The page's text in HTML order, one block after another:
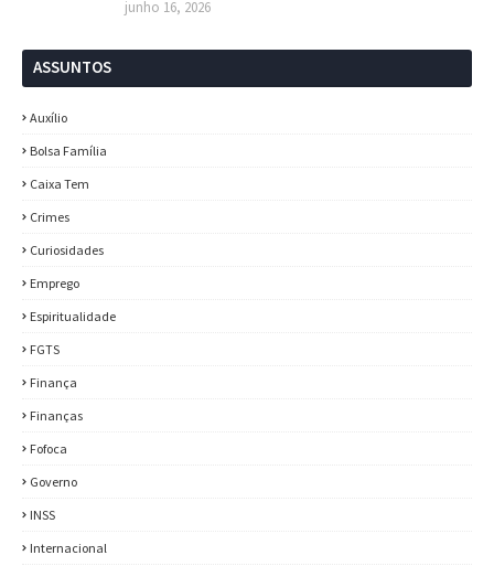
junho 16, 2026
ASSUNTOS
Auxílio
Bolsa Família
Caixa Tem
Crimes
Curiosidades
Emprego
Espiritualidade
FGTS
Finança
Finanças
Fofoca
Governo
INSS
Internacional